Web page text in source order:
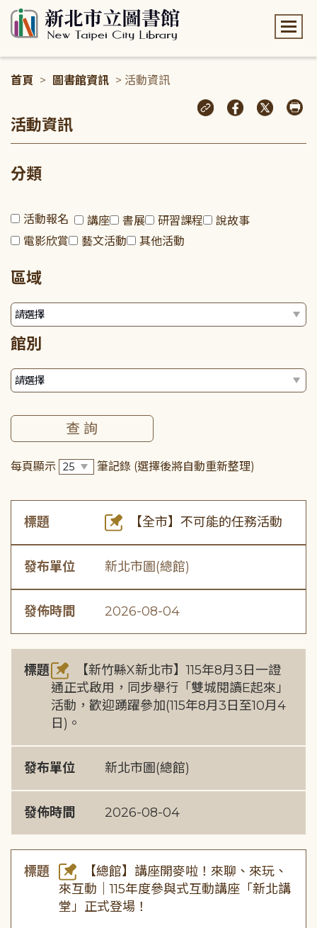
首頁 > 圖書館資訊 > 活動資訊
活動資訊
分類
活動報名 講座 書展 研習課程
說故事
電影欣賞
藝文活動 其他活動
區域
館別
每頁顯示 筆記錄 (選擇後將自動重新整理)
標題 【全市】不可能的任務活動
發布單位 新北市圖(總館)
發佈時間 2026-08-04
標題
【新竹縣X新北市】115年8月3日一證
通正式啟用，同步舉行「雙城閱讀E起來」
活動，歡迎踴躍參加(115年8月3日至10月4
日)。
發布單位 新北市圖(總館)
發佈時間 2026-08-04
標題
【總館】講座開麥啦！來聊、來玩、
來互動｜115年度參與式互動講座「新北講
堂」正式登場！